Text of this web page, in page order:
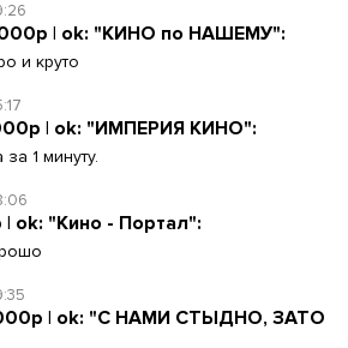
| ok: "КИНО по НАШЕМУ":
и круто
| ok: "ИМПЕРИЯ КИНО":
1 минуту.
| ok: "Кино - Портал":
| ok: "С НАМИ СТЫДНО, ЗАТО